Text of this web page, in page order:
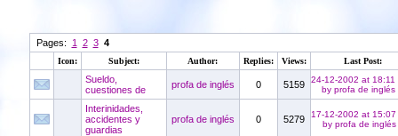
Pages: 1 2 3 4
Icon: Subject: Author: Replies: Views: Last Post:
Sueldo,
cuestiones de
profa de inglés 0 5159
24-12-2002 at 18:11
by profa de inglés
Interinidades,
accidentes y
guardias
profa de inglés 0 5279
17-12-2002 at 15:07
by profa de inglés